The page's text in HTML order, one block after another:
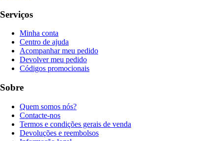
Serviços
Minha conta
Centro de ajuda
Acompanhar meu pedido
Devolver meu pedido
Códigos promocionais
Sobre
Quem somos nós?
Contacte-nos
Termos e condições gerais de venda
Devoluções e reembolsos